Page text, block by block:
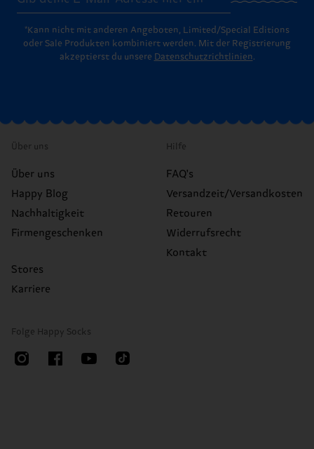
*Kann nicht mit anderen Angeboten, Limited/Special Editions
oder Sale Produkten kombiniert werden. Mit der Registrierung
akzeptierst du unsere Datenschutzrichtlinien.
Über uns
Über uns
Happy Blog
Nachhaltigkeit
Firmengeschenken
Stores
Karriere
Hilfe
FAQ's
Versandzeit/Versandkosten
Retouren
Widerrufsrecht
Kontakt
Folge Happy Socks